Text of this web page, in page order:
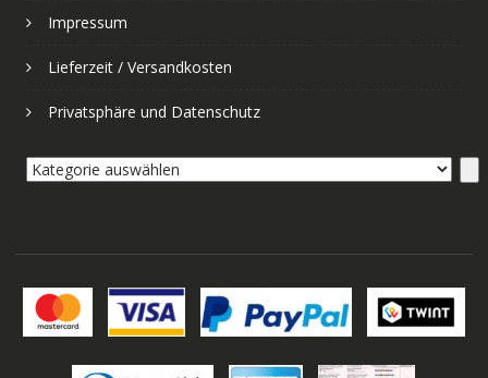
Impressum
Lieferzeit / Versandkosten
Privatsphäre und Datenschutz
Kategorie